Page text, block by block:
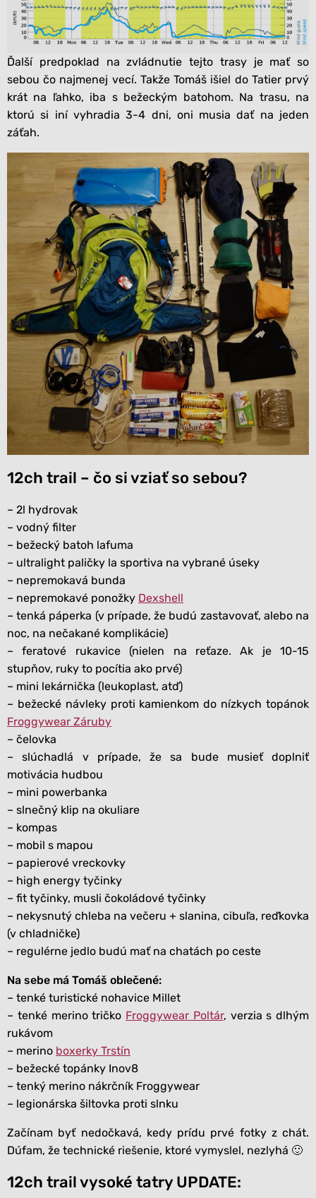
Ďalší predpoklad na zvládnutie tejto trasy je mať so
sebou čo najmenej vecí. Takže Tomáš išiel do Tatier prvý
krát na ľahko, iba s bežeckým batohom. Na trasu, na
ktorú si iní vyhradia 3-4 dni, oni musia dať na jeden
záťah.
12ch trail – čo si vziať so sebou?
– 2l hydrovak
– vodný filter
– bežecký batoh lafuma
– ultralight paličky la sportiva na vybrané úseky
– nepremokavá bunda
– nepremokavé ponožky Dexshell
– tenká páperka (v prípade, že budú zastavovať, alebo na
noc, na nečakané komplikácie)
– feratové rukavice (nielen na reťaze. Ak je 10-15
stupňov, ruky to pocítia ako prvé)
– mini lekárnička (leukoplast, atď)
– bežecké návleky proti kamienkom do nízkych topánok
Froggywear Záruby
– čelovka
– slúchadlá v prípade, že sa bude musieť doplniť
motivácia hudbou
– mini powerbanka
– slnečný klip na okuliare
– kompas
– mobil s mapou
– papierové vreckovky
– high energy tyčinky
– fit tyčinky, musli čokoládové tyčinky
– nekysnutý chleba na večeru + slanina, cibuľa, reďkovka
(v chladničke)
– regulérne jedlo budú mať na chatách po ceste
Na sebe má Tomáš oblečené:
– tenké turistické nohavice Millet
– tenké merino tričko Froggywear Poltár, verzia s dlhým
rukávom
– merino boxerky Trstín
– bežecké topánky Inov8
– tenký merino nákrčník Froggywear
– legionárska šiltovka proti slnku
Začínam byť nedočkavá, kedy prídu prvé fotky z chát.
Dúfam, že technické riešenie, ktoré vymyslel, nezlyhá 🙂
12ch trail vysoké tatry UPDATE: